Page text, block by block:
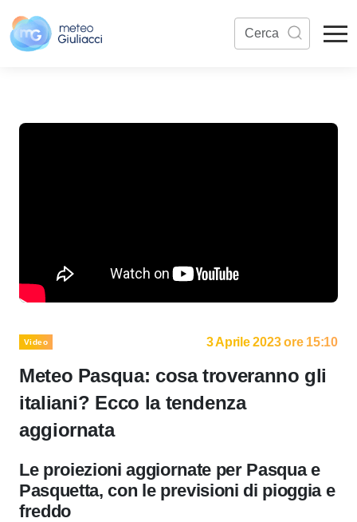
Video 3 Aprile 2023 ore 15:10
Meteo Pasqua: cosa troveranno gli
italiani? Ecco la tendenza
aggiornata
Le proiezioni aggiornate per Pasqua e
Pasquetta, con le previsioni di pioggia e
freddo